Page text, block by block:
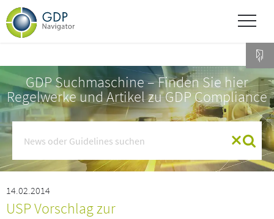
GDP Suchmaschine – Finden Sie hier
Regelwerke und Artikel zu GDP Compliance
14.02.2014
USP Vorschlag zur